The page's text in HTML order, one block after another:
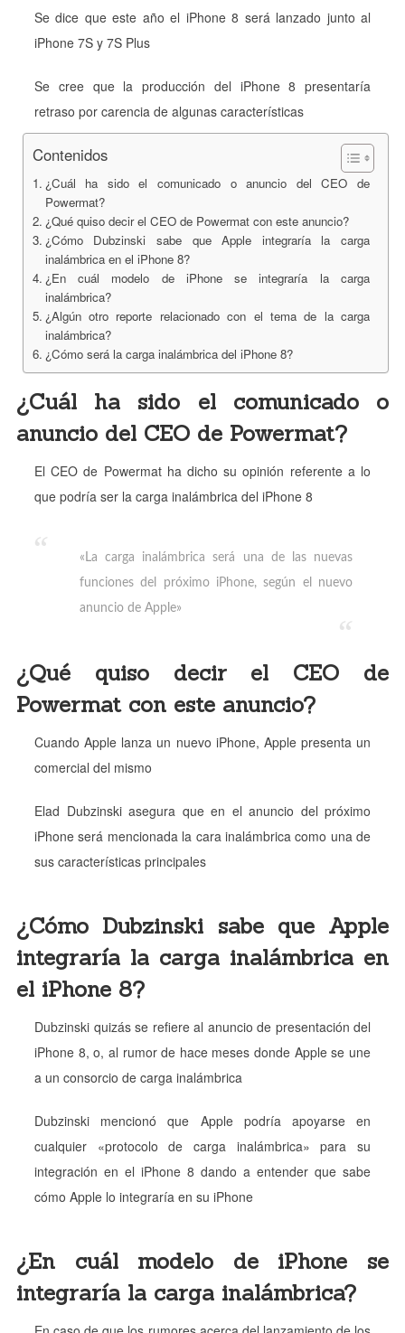
Se dice que este año el iPhone 8 será lanzado junto al
iPhone 7S y 7S Plus
Se cree que la producción del iPhone 8 presentaría
retraso por carencia de algunas características
Contenidos
¿Cuál ha sido el comunicado o anuncio del CEO de
Powermat?
¿Qué quiso decir el CEO de Powermat con este anuncio?
¿Cómo Dubzinski sabe que Apple integraría la carga
inalámbrica en el iPhone 8?
¿En cuál modelo de iPhone se integraría la carga
inalámbrica?
¿Algún otro reporte relacionado con el tema de la carga
inalámbrica?
¿Cómo será la carga inalámbrica del iPhone 8?
¿Cuál ha sido el comunicado o
anuncio del CEO de Powermat?
El CEO de Powermat ha dicho su opinión referente a lo
que podría ser la carga inalámbrica del iPhone 8
«La carga inalámbrica será una de las nuevas
funciones del próximo iPhone, según el nuevo
anuncio de Apple»
¿Qué quiso decir el CEO de
Powermat con este anuncio?
Cuando Apple lanza un nuevo iPhone, Apple presenta un
comercial del mismo
Elad Dubzinski asegura que en el anuncio del próximo
iPhone será mencionada la cara inalámbrica como una de
sus características principales
¿Cómo Dubzinski sabe que Apple
integraría la carga inalámbrica en
el iPhone 8?
Dubzinski quizás se refiere al anuncio de presentación del
iPhone 8, o, al rumor de hace meses donde Apple se une
a un consorcio de carga inalámbrica
Dubzinski mencionó que Apple podría apoyarse en
cualquier «protocolo de carga inalámbrica» para su
integración en el iPhone 8 dando a entender que sabe
cómo Apple lo integraría en su iPhone
¿En cuál modelo de iPhone se
integraría la carga inalámbrica?